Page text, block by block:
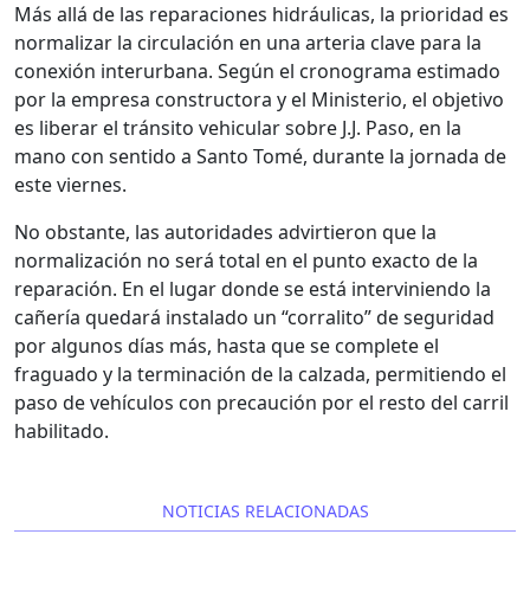
Más allá de las reparaciones hidráulicas, la prioridad es
normalizar la circulación en una arteria clave para la
conexión interurbana. Según el cronograma estimado
por la empresa constructora y el Ministerio, el objetivo
es liberar el tránsito vehicular sobre J.J. Paso, en la
mano con sentido a Santo Tomé, durante la jornada de
este viernes.
No obstante, las autoridades advirtieron que la
normalización no será total en el punto exacto de la
reparación. En el lugar donde se está interviniendo la
cañería quedará instalado un “corralito” de seguridad
por algunos días más, hasta que se complete el
fraguado y la terminación de la calzada, permitiendo el
paso de vehículos con precaución por el resto del carril
habilitado.
NOTICIAS RELACIONADAS